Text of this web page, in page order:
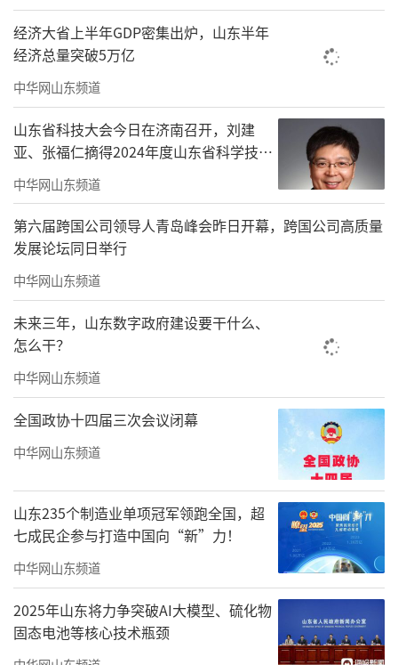
经济大省上半年GDP密集出炉，山东半年
经济总量突破5万亿
中华网山东频道
山东省科技大会今日在济南召开，刘建
亚、张福仁摘得2024年度山东省科学技术
奖最高奖！
中华网山东频道
第六届跨国公司领导人青岛峰会昨日开幕，跨国公司高质量
发展论坛同日举行
中华网山东频道
未来三年，山东数字政府建设要干什么、
怎么干？
中华网山东频道
全国政协十四届三次会议闭幕
中华网山东频道
山东235个制造业单项冠军领跑全国，超
七成民企参与打造中国向“新”力！
中华网山东频道
2025年山东将力争突破AI大模型、硫化物
固态电池等核心技术瓶颈